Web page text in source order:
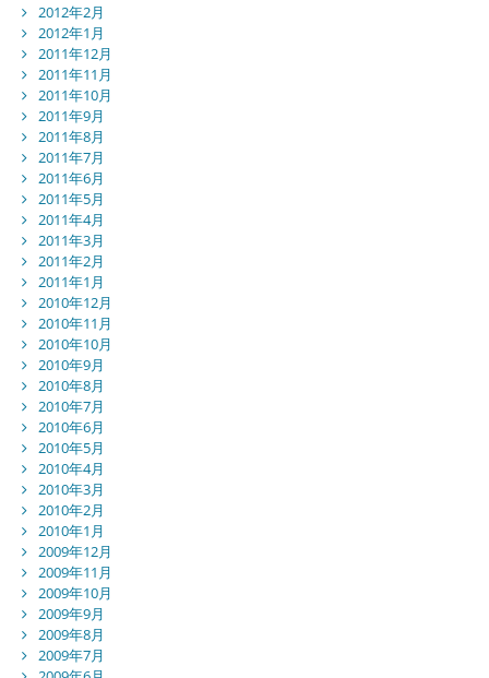
2012年2月
2012年1月
2011年12月
2011年11月
2011年10月
2011年9月
2011年8月
2011年7月
2011年6月
2011年5月
2011年4月
2011年3月
2011年2月
2011年1月
2010年12月
2010年11月
2010年10月
2010年9月
2010年8月
2010年7月
2010年6月
2010年5月
2010年4月
2010年3月
2010年2月
2010年1月
2009年12月
2009年11月
2009年10月
2009年9月
2009年8月
2009年7月